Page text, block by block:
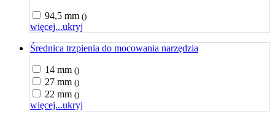
94,5 mm ()
więcej...ukryj
Średnica trzpienia do mocowania narzędzia
14 mm ()
27 mm ()
22 mm ()
więcej...ukryj